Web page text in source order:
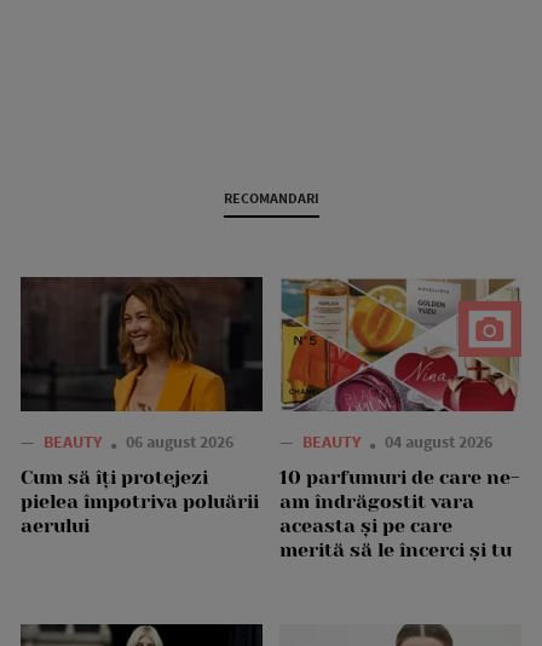
RECOMANDARI
— BEAUTY 06 august 2026
Cum să îți protejezi
pielea împotriva poluării
aerului
— BEAUTY 04 august 2026
10 parfumuri de care ne-
am îndrăgostit vara
aceasta și pe care
merită să le încerci și tu